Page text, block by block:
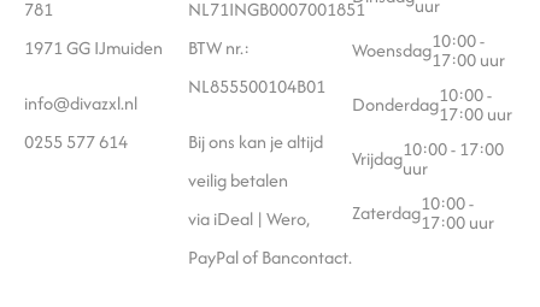
781
1971 GG IJmuiden
info@divazxl.nl
0255 577 614
NL71INGB0007001851
BTW nr.:
NL855500104B01
Bij ons kan je altijd
veilig betalen
via iDeal | Wero,
PayPal of Bancontact.
Woensdag10:00 -
17:00 uur
Donderdag10:00 -
17:00 uur
Vrijdag10:00 - 17:00
uur
Zaterdag10:00 -
17:00 uur